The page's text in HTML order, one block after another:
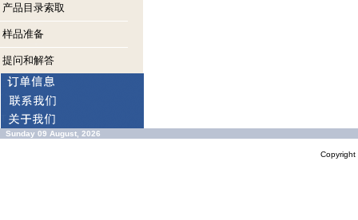
产品目录索取
样品准备
提问和解答
Sunday 09 August, 2026